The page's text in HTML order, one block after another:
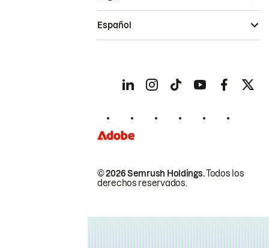
© 2026 Semrush Holdings.Todos los
derechos reservados.
Español